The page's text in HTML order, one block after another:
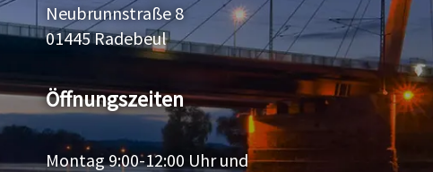
Neubrunnstraße 8
01445 Radebeul
Öffnungszeiten
Montag 9:00-12:00 Uhr und